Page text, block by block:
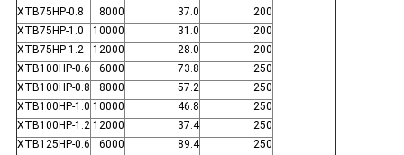
XTB75HP-0.8
8000 37.0
200
XTB75HP-1.0
10000 31.0
200
XTB75HP-1.2
12000 28.0
200
XTB100HP-0.6
6000 73.8
250
XTB100HP-0.8
8000 57.2
250
XTB100HP-1.0 10000 46.8
250
XTB100HP-1.2 12000 37.4
250
XTB125HP-0.6
6000 89.4
250